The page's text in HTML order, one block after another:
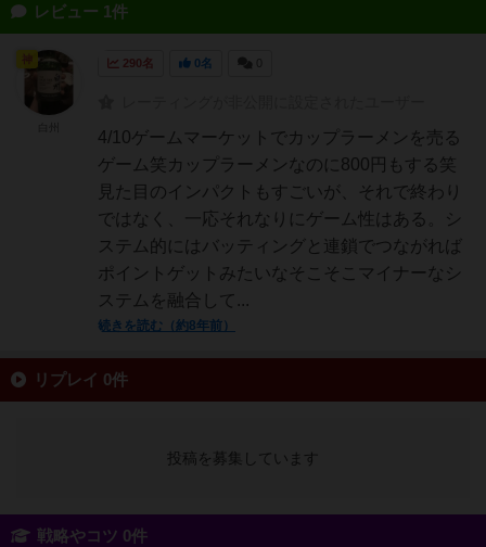
レビュー 1件
290名 0名
4/10ゲームマーケットでカップラーメンを売る
ゲーム笑カップラーメンなのに800円もする笑
見た目のインパクトもすごいが、それで終わり
ではなく、一応それなりにゲーム性はある。シ
ステム的にはバッティングと連鎖でつながれば
ポイントゲットみたいなそこそこマイナーなシ
ステムを融合して...
続きを読む（約8年前）
神
リプレイ 0件
投稿を募集しています
戦略やコツ 0件